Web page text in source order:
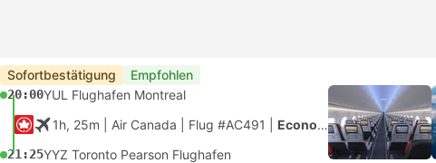
Sofortbestätigung Empfohlen
20:00YUL Flughafen Montreal
1h, 25m | Air Canada Flug #AC491 Economy
21:25YYZ Toronto Pearson Flughafen